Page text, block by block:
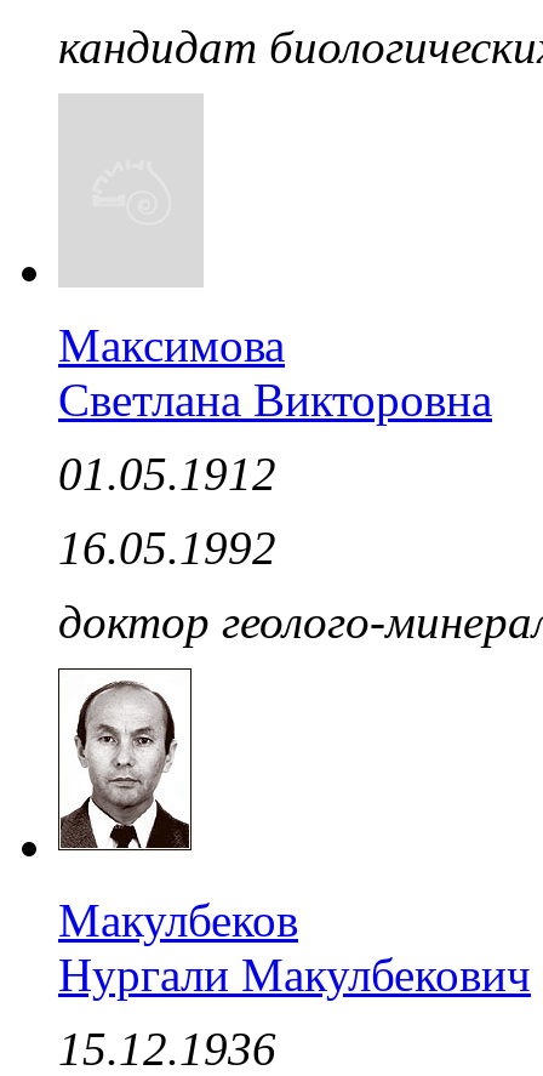
кандидат
Максимова
Светлана Викторовна
01.05.1912
16.05.1992
доктор геолого-
Макулбеков
Нургали Макулбекович
15.12.1936